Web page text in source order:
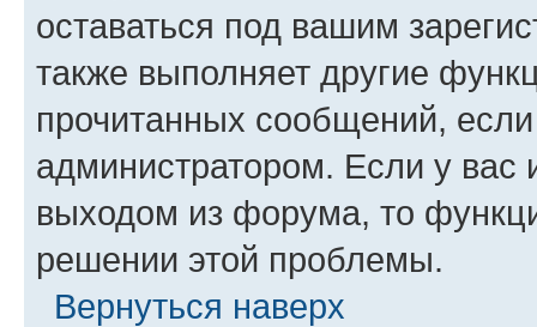
оставаться под вашим
также выполняет другие
прочитанных сообщений,
администратором. Если у
выходом из форума, то
решении этой проблемы.
Вернуться наверх